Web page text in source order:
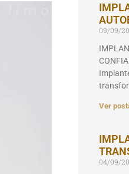
09/09/
Ver
04/09/